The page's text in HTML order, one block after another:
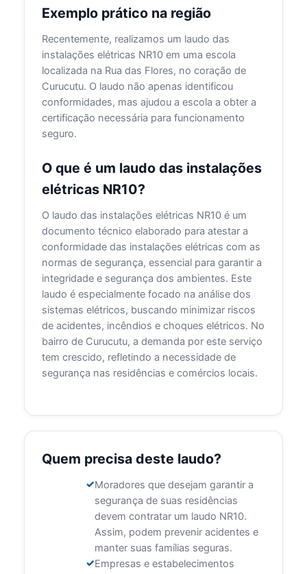
Exemplo prático na região
Recentemente, realizamos um laudo das
instalações elétricas NR10 em uma escola
localizada na Rua das Flores, no coração de
Curucutu. O laudo não apenas identificou
conformidades, mas ajudou a escola a obter a
certificação necessária para funcionamento
seguro.
O que é um laudo das instalações
elétricas NR10?
O laudo das instalações elétricas NR10 é um
documento técnico elaborado para atestar a
conformidade das instalações elétricas com as
normas de segurança, essencial para garantir a
integridade e segurança dos ambientes. Este
laudo é especialmente focado na análise dos
sistemas elétricos, buscando minimizar riscos
de acidentes, incêndios e choques elétricos. No
bairro de Curucutu, a demanda por este serviço
tem crescido, refletindo a necessidade de
segurança nas residências e comércios locais.
Quem precisa deste laudo?
Moradores que desejam garantir a
segurança de suas residências
devem contratar um laudo NR10.
Assim, podem prevenir acidentes e
manter suas famílias seguras.
Empresas e estabelecimentos